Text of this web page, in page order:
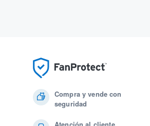
Compra y vende con
seguridad
Atención al cliente